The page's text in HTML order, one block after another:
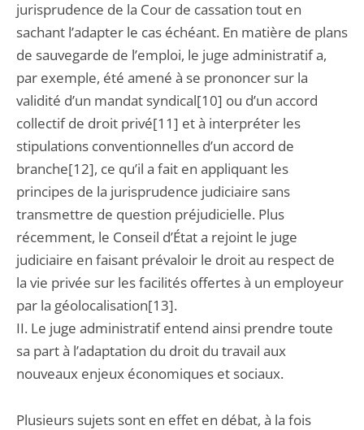
jurisprudence de la Cour de cassation tout en
sachant l’adapter le cas échéant. En matière de plans
de sauvegarde de l’emploi, le juge administratif a,
par exemple, été amené à se prononcer sur la
validité d’un mandat syndical[10] ou d’un accord
collectif de droit privé[11] et à interpréter les
stipulations conventionnelles d’un accord de
branche[12], ce qu’il a fait en appliquant les
principes de la jurisprudence judiciaire sans
transmettre de question préjudicielle. Plus
récemment, le Conseil d’État a rejoint le juge
judiciaire en faisant prévaloir le droit au respect de
la vie privée sur les facilités offertes à un employeur
par la géolocalisation[13].
II. Le juge administratif entend ainsi prendre toute
sa part à l’adaptation du droit du travail aux
nouveaux enjeux économiques et sociaux.
Plusieurs sujets sont en effet en débat, à la fois